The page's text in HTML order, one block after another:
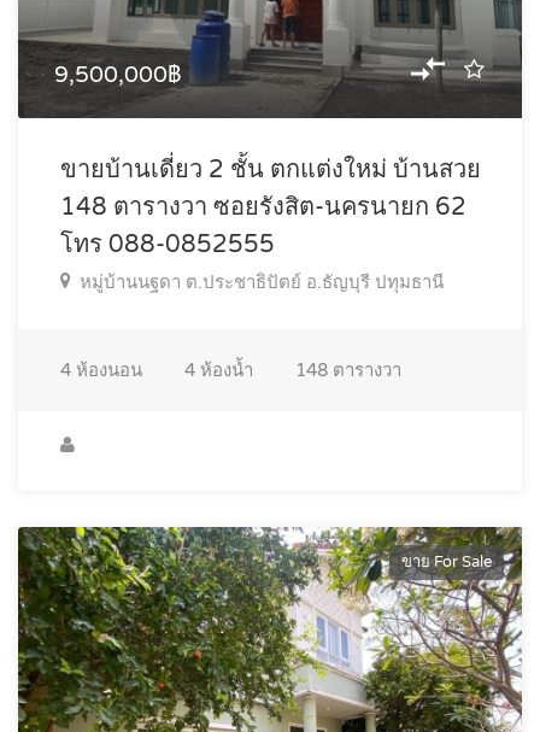
9,500,000฿
ขายบ้านเดี่ยว 2 ชั้น ตกแต่งใหม่ บ้านสวย
148 ตารางวา ซอยรังสิต-นครนายก 62
โทร 088-0852555
หมู่บ้านนฐดา ต.ประชาธิปัตย์ อ.ธัญบุรี ปทุมธานี
4 ห้องนอน 4 ห้องน้ำ 148 ตารางวา
ขาย For Sale